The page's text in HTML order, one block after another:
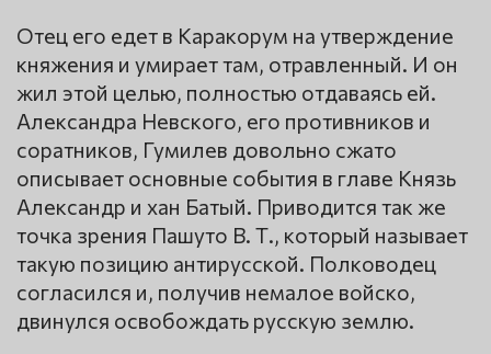
Отец его едет в Каракорум на утверждение
княжения и умирает там, отравленный. И он
жил этой целью, полностью отдаваясь ей.
Александра Невского, его противников и
соратников, Гумилев довольно сжато
описывает основные события в главе Князь
Александр и хан Батый. Приводится так же
точка зрения Пашуто В. Т., который называет
такую позицию антирусской. Полководец
согласился и, получив немалое войско,
двинулся освобождать русскую землю.